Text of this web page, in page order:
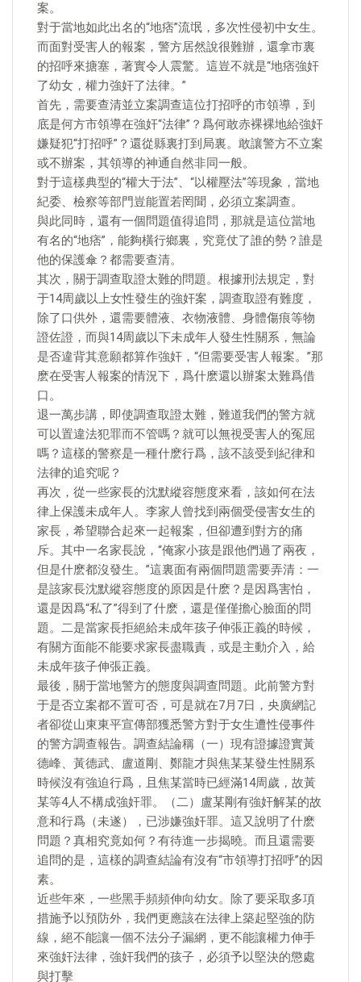
案。
對于當地如此出名的“地痞”流氓，多次性侵初中女生。
而面對受害人的報案，警方居然說很難辦，還拿市裏
的招呼來搪塞，著實令人震驚。這豈不就是“地痞強奸
了幼女，權力強奸了法律。”
首先，需要查清並立案調查這位打招呼的市領導，到
底是何方市領導在強奸“法律”？爲何敢赤裸裸地給強奸
嫌疑犯“打招呼”？還從縣裏打到局裏。敢讓警方不立案
或不辦案，其領導的神通自然非同一般。
對于這樣典型的“權大于法”、“以權壓法”等現象，當地
紀委、檢察等部門豈能置若罔聞，必須立案調查。
與此同時，還有一個問題值得追問，那就是這位當地
有名的“地痞”，能夠橫行鄉裏，究竟仗了誰的勢？誰是
他的保護傘？都需要查清。
其次，關于調查取證太難的問題。根據刑法規定，對
于14周歲以上女性發生的強奸案，調查取證有難度，
除了口供外，還需要體液、衣物液體、身體傷痕等物
證佐證，而與14周歲以下未成年人發生性關系，無論
是否違背其意願都算作強奸，“但需要受害人報案。”那
麽在受害人報案的情況下，爲什麽還以辦案太難爲借
口。
退一萬步講，即使調查取證太難，難道我們的警方就
可以置違法犯罪而不管嗎？就可以無視受害人的冤屈
嗎？這樣的警察是一種什麽行爲，該不該受到紀律和
法律的追究呢？
再次，從一些家長的沈默縱容態度來看，該如何在法
律上保護未成年人。李家人曾找到兩個受侵害女生的
家長，希望聯合起來一起報案，但卻遭到對方的痛
斥。其中一名家長說，“俺家小孩是跟他們過了兩夜，
但是什麽都沒發生。”這裏面有兩個問題需要弄清：一
是該家長沈默縱容態度的原因是什麽？是因爲害怕，
還是因爲“私了”得到了什麽，還是僅僅擔心臉面的問
題。二是當家長拒絕給未成年孩子伸張正義的時候，
有關方面能不能要求家長盡職責，或是主動介入，給
未成年孩子伸張正義。
最後，關于當地警方的態度與調查問題。此前警方對
于是否立案都不置可否，可是就在7月7日，央廣網記
者卻從山東東平宣傳部獲悉警方對于女生遭性侵事件
的警方調查報告。調查結論稱（一）現有證據證實黃
德峰、黃德武、盧道剛、鄭龍才與焦某某發生性關系
時候沒有強迫行爲，且焦某當時已經滿14周歲，故黃
某等4人不構成強奸罪。（二）盧某剛有強奸解某的故
意和行爲（未遂），已涉嫌強奸罪。這又說明了什麽
問題？真相究竟如何？有待進一步揭曉。而且還需要
追問的是，這樣的調查結論有沒有“市領導打招呼”的因
素。
近些年來，一些黑手頻頻伸向幼女。除了要采取多項
措施予以預防外，我們更應該在法律上築起堅強的防
線，絕不能讓一個不法分子漏網，更不能讓權力伸手
來強奸法律，強奸我們的孩子，必須予以堅決的懲處
與打擊